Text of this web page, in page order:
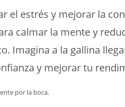
el estrés y mejorar la
calmar la mente y
a la gallina
y mejorar tu
por la boca.